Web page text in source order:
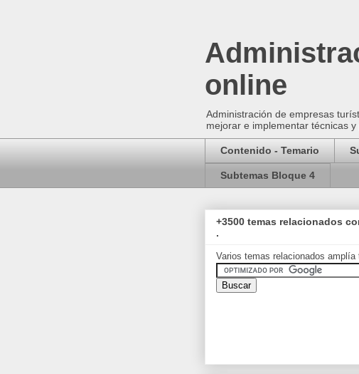
online
Administración de empresas
mejorar e implementar técnicas
Contenido - Temario
Subtemas Bloque 4
+3500 temas relacionados
.
Varios temas relacionados amplía